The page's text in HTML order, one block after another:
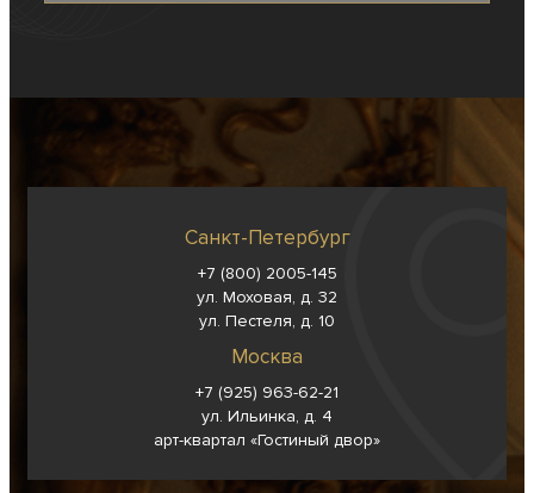
Санкт-Петербург
+7 (800) 2005-145
ул. Моховая, д. 32
ул. Пестеля, д. 10
Москва
+7 (925) 963-62-21
ул. Ильинка, д. 4
арт-квартал «Гостиный двор»